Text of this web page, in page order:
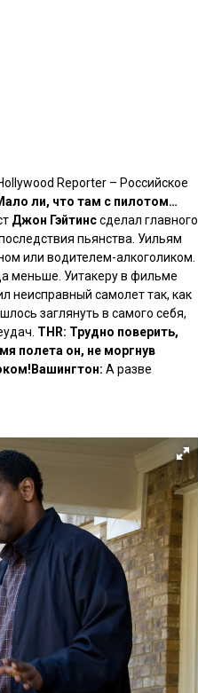
Reporter – Российское
ли, что там с пилотом…
Джон Гэйтинссделал главного
пьянства. Уильям
или водителем-алкоголиком.
меньше. Уитакеру в фильме
неисправный самолет так, как
заглянуть в самого себя,
THR: Трудно поверить,
полета он, не моргнув
Вашингтон: А разве